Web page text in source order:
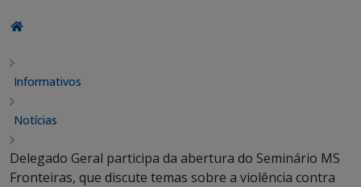
Informativos
Notícias
Delegado Geral participa da abertura do Seminário MS
Fronteiras, que discute temas sobre a violência contra